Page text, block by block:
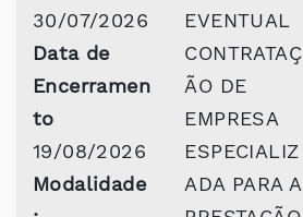
30/07/2026
Data de
Encerramen
to
19/08/2026
Modalidade
EVENTUAL
CONTRATAÇ
ÃO DE
EMPRESA
ESPECIALIZ
ADA PARA A